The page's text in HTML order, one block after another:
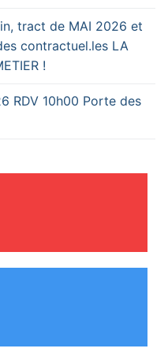
tract de MAI 2026 et
contractuel.les LA
!
RDV 10h00 Porte des